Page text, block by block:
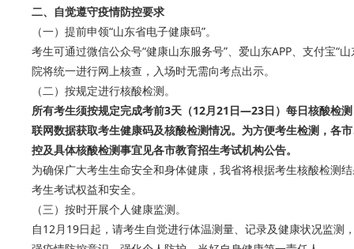
二、自觉遵守疫情防控要求
（一）提前申领“山东省电子健康码”。
考生可通过微信公众号“健康山东服务号”、爱山东APP、支付宝“
院将统一进行网上核查，入场时无需向考点出示。
（二）按规定进行核酸检测。
所有考生须按规定完成考前3天（12月21日—23日）每日核酸检
联网数据获取考生健康码及核酸检测情况。为方便考生检测，各
控及具体核酸检测事宜见各市教育招生考试机构公告。
为确保广大考生生命安全和身体健康，我省将根据考生核酸检测
考生考试权益和安全。
（三）按时开展个人健康监测。
自12月19日起，请考生自觉进行体温测量、记录及健康状况监